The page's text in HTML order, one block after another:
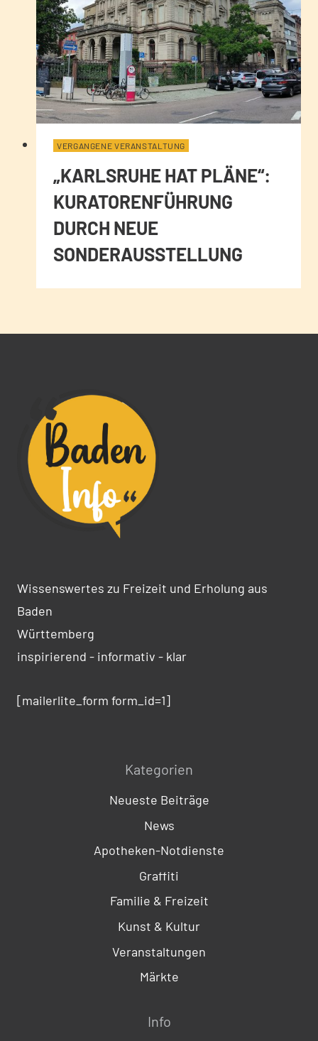
VERGANGENE VERANSTALTUNG
„KARLSRUHE HAT PLÄNE“:
KURATORENFÜHRUNG
DURCH NEUE
SONDERAUSSTELLUNG
Wissenswertes zu Freizeit und Erholung aus
Baden
Württemberg
inspirierend - informativ - klar
[mailerlite_form form_id=1]
Kategorien
Neueste Beiträge
News
Apotheken-Notdienste
Graffiti
Familie & Freizeit
Kunst & Kultur
Veranstaltungen
Märkte
Info